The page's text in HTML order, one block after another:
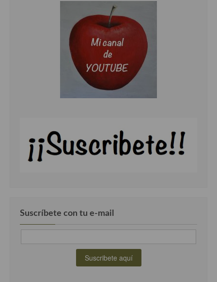
Cocina Luxemburgo
Cocina Turca
Suscríbete con tu e-mail